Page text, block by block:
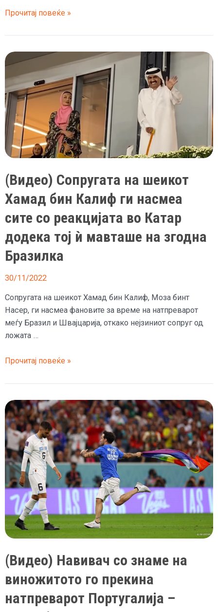
(Фото)
им
последна
фотографија
пред
развод,
Ивана
Кнол
ги
возбуди
шеици
Прочитај повеќе »
(Видео) Сопругата на шеикот
Хамад бин Калиф ги насмеа
сите со реакцијата во Катар
додека тој ѝ мавташе на згодна
Бразилка
30/11/2022
Сопругата на шеикот Хамад бин Калиф, Моза бинт
Насер, ги насмеа фановите за време на натпреварот
меѓу Бразил и Швајцарија, откако нејзиниот сопруг од
ложата …
(Видео)
на
шеикот
Хамад
бин
Калиф
ги
насмеа
сите
со
реакцијата
во
Катар
додека
ѝ
мавташе
згодна
Прочитај повеќе »
(Видео) Навивач со знаме на
виножитото го прекина
натпреварот Португалија –